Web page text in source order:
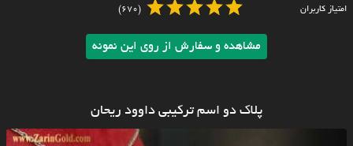
امتیاز کاربران (670)
مشاهده و سفارش از روی این نمونه
پلاک دو اسم ترکیبی داوود ریحان